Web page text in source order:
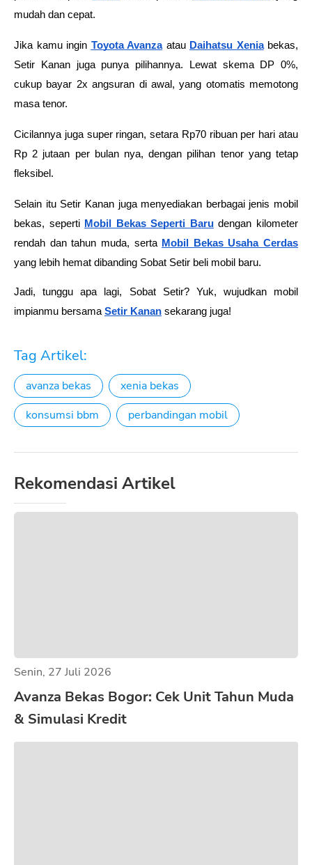
mudah dan cepat.
Jika kamu ingin Toyota Avanza atau Daihatsu Xenia bekas,
Setir Kanan juga punya pilihannya. Lewat skema DP 0%,
cukup bayar 2x angsuran di awal, yang otomatis memotong
masa tenor.
Cicilannya juga super ringan, setara Rp70 ribuan per hari atau
Rp 2 jutaan per bulan nya, dengan pilihan tenor yang tetap
fleksibel.
Selain itu Setir Kanan juga menyediakan berbagai jenis mobil
bekas, seperti Mobil Bekas Seperti Baru dengan kilometer
rendah dan tahun muda, serta Mobil Bekas Usaha Cerdas
yang lebih hemat dibanding Sobat Setir beli mobil baru.
Jadi, tunggu apa lagi, Sobat Setir? Yuk, wujudkan mobil
impianmu bersama Setir Kanan sekarang juga!
Tag Artikel:
avanza bekas
xenia bekas
konsumsi bbm
perbandingan mobil
Rekomendasi Artikel
Senin, 27 Juli 2026
Avanza Bekas Bogor: Cek Unit Tahun Muda
& Simulasi Kredit